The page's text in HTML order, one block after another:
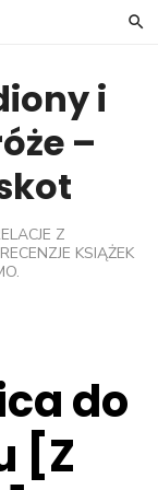
i
–
Z
KSIĄŻEK
do
[Z